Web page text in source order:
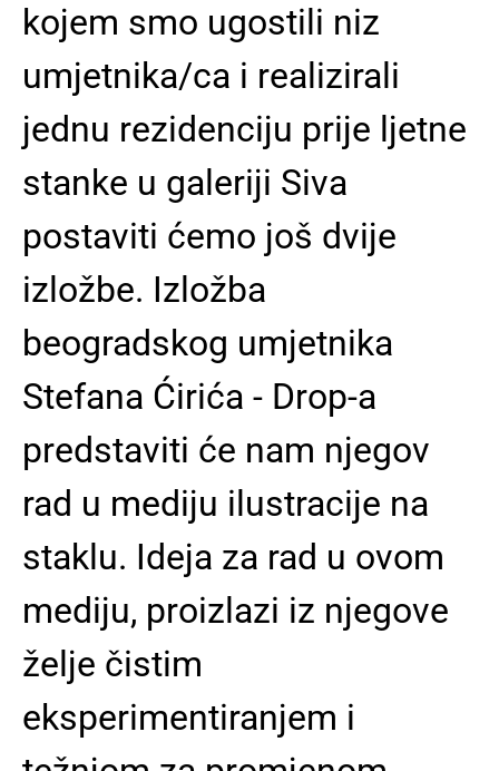
kojem smo ugostili niz
umjetnika/ca i realizirali
jednu rezidenciju prije ljetne
stanke u galeriji Siva
postaviti ćemo još dvije
izložbe. Izložba
beogradskog umjetnika
Stefana Ćirića - Drop-a
predstaviti će nam njegov
rad u mediju ilustracije na
staklu. Ideja za rad u ovom
mediju, proizlazi iz njegove
želje čistim
eksperimentiranjem i